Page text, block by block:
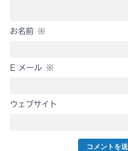
お名前 ※
E メール ※
ウェブサイト